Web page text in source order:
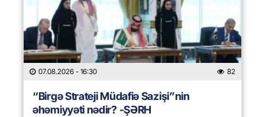
07.08.2026 - 16:30 82
“Birgə Strateji Müdafiə Sazişi”nin
əhəmiyyəti nədir? -ŞƏRH